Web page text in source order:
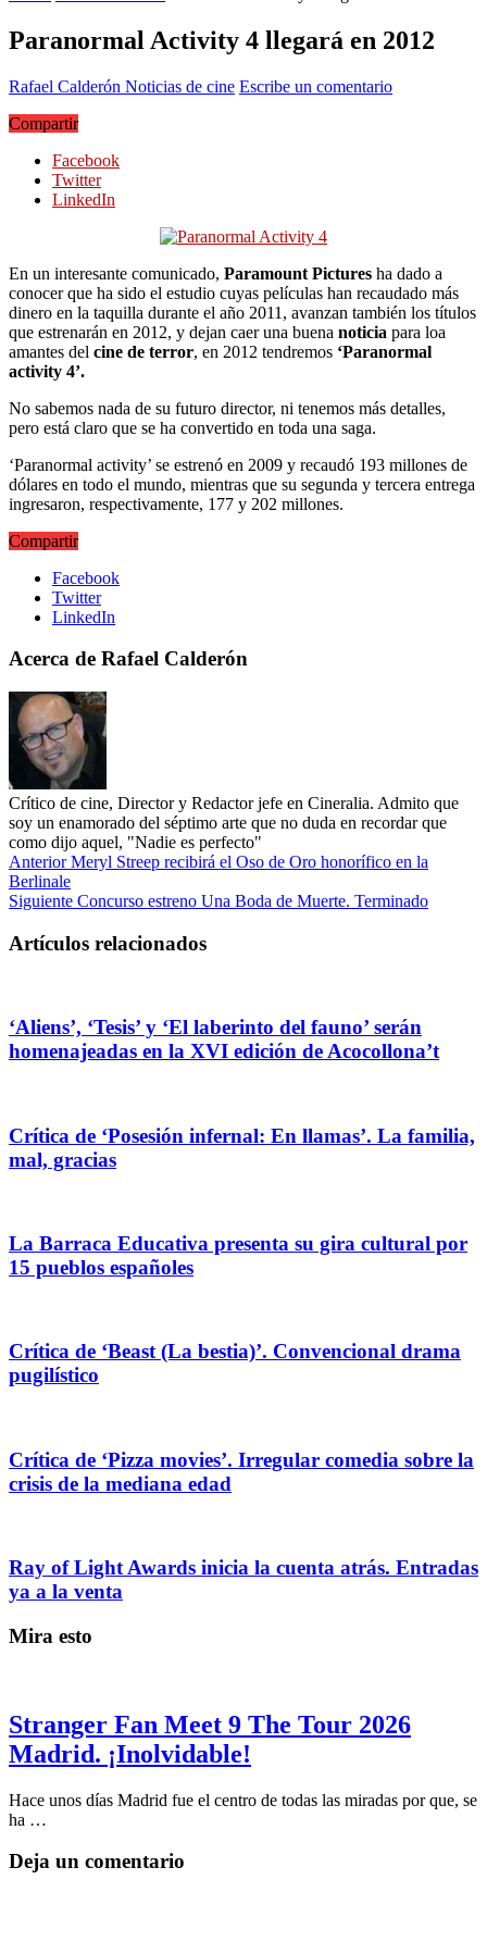
Paranormal Activity 4 llegará en 2012
Rafael Calderón Noticias de cine Escribe un comentario
Compartir
Facebook
Twitter
LinkedIn
En un interesante comunicado, Paramount Pictures ha dado a
conocer que ha sido el estudio cuyas películas han recaudado más
dinero en la taquilla durante el año 2011, avanzan también los títulos
que estrenarán en 2012, y dejan caer una buena noticia para loa
amantes del cine de terror, en 2012 tendremos ‘Paranormal
activity 4’.
No sabemos nada de su futuro director, ni tenemos más detalles,
pero está claro que se ha convertido en toda una saga.
‘Paranormal activity’ se estrenó en 2009 y recaudó 193 millones de
dólares en todo el mundo, mientras que su segunda y tercera entrega
ingresaron, respectivamente, 177 y 202 millones.
Compartir
Facebook
Twitter
LinkedIn
Acerca de Rafael Calderón
Crítico de cine, Director y Redactor jefe en Cineralia. Admito que
soy un enamorado del séptimo arte que no duda en recordar que
como dijo aquel, "Nadie es perfecto"
AnteriorMeryl Streep recibirá el Oso de Oro honorífico en la
Berlinale
Siguiente Concurso estreno Una Boda de Muerte. Terminado
Artículos relacionados
‘Aliens’, ‘Tesis’ y ‘El laberinto del fauno’ serán
homenajeadas en la XVI edición de Acocollona’t
Crítica de ‘Posesión infernal: En llamas’. La familia,
mal, gracias
La Barraca Educativa presenta su gira cultural por
15 pueblos españoles
Crítica de ‘Beast (La bestia)’. Convencional drama
pugilístico
Crítica de ‘Pizza movies’. Irregular comedia sobre la
crisis de la mediana edad
Ray of Light Awards inicia la cuenta atrás. Entradas
ya a la venta
Mira esto
Stranger Fan Meet 9 The Tour 2026
Madrid. ¡Inolvidable!
Hace unos días Madrid fue el centro de todas las miradas por que, se
ha …
Deja un comentario